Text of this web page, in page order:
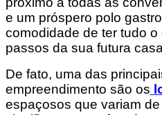
e um próspero polo
comodidade de ter tudo
passos da sua futura
De fato, uma das
empreendimento são os
espaçosos que variam de